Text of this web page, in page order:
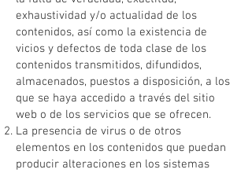
exhaustividad y/o actualidad de los
contenidos, así como la existencia de
vicios y defectos de toda clase de los
contenidos transmitidos, difundidos,
almacenados, puestos a disposición, a los
que se haya accedido a través del sitio
web o de los servicios que se ofrecen.
La presencia de virus o de otros
elementos en los contenidos que puedan
producir alteraciones en los sistemas